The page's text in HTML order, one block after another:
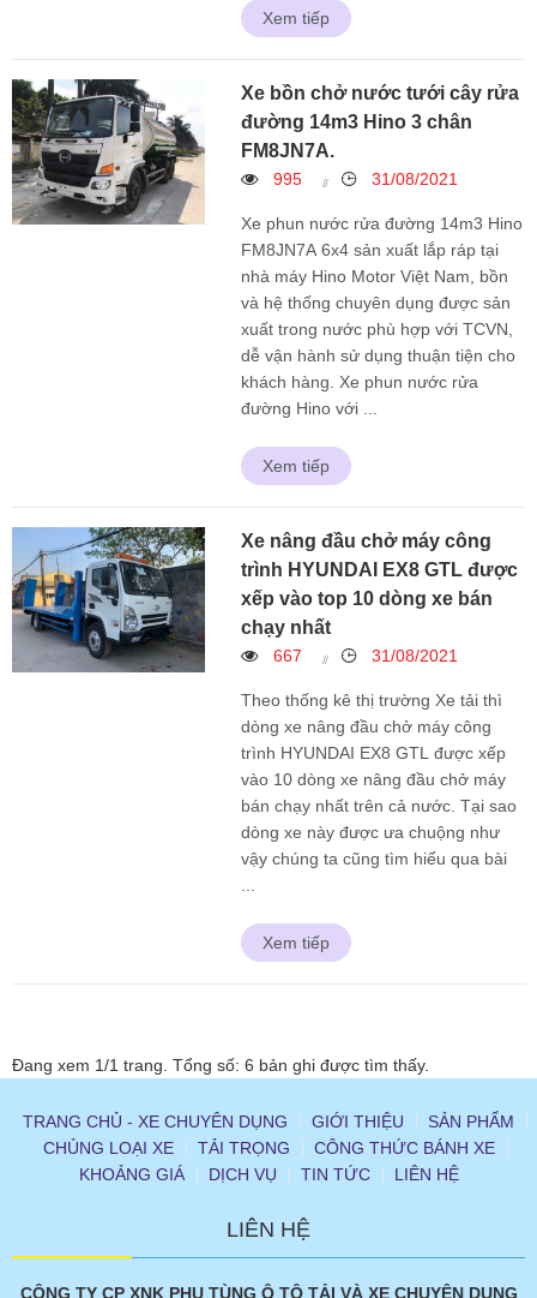
Xem tiếp
Xe bồn chở nước tưới cây rửa
đường 14m3 Hino 3 chân
FM8JN7A.
995 31/08/2021
Xe phun nước rửa đường 14m3 Hino
FM8JN7A 6x4 sản xuất lắp ráp tại
nhà máy Hino Motor Việt Nam, bồn
và hệ thống chuyên dụng được sản
xuất trong nước phù hợp với TCVN,
dễ vận hành sử dụng thuận tiện cho
khách hàng. Xe phun nước rửa
đường Hino với ...
Xem tiếp
Xe nâng đầu chở máy công
trình HYUNDAI EX8 GTL được
xếp vào top 10 dòng xe bán
chạy nhất
667 31/08/2021
Theo thống kê thị trường Xe tải thì
dòng xe nâng đầu chở máy công
trình HYUNDAI EX8 GTL được xếp
vào 10 dòng xe nâng đầu chở máy
bán chạy nhất trên cả nước. Tại sao
dòng xe này được ưa chuộng như
vậy chúng ta cũng tìm hiểu qua bài
Xem tiếp
Đang xem 1/1 trang. Tổng số: 6 bản ghi được tìm thấy.
TRANG CHỦ - XE CHUYÊN DỤNG GIỚI THIỆU
SẢN PHẨM
CHỦNG LOẠI XE
TẢI TRỌNG
CÔNG THỨC BÁNH XE
KHOẢNG GIÁ
DỊCH VỤ TIN TỨC LIÊN HỆ
LIÊN HỆ
CÔNG TY CP XNK PHỤ TÙNG Ô TÔ TẢI VÀ XE CHUYÊN DỤNG